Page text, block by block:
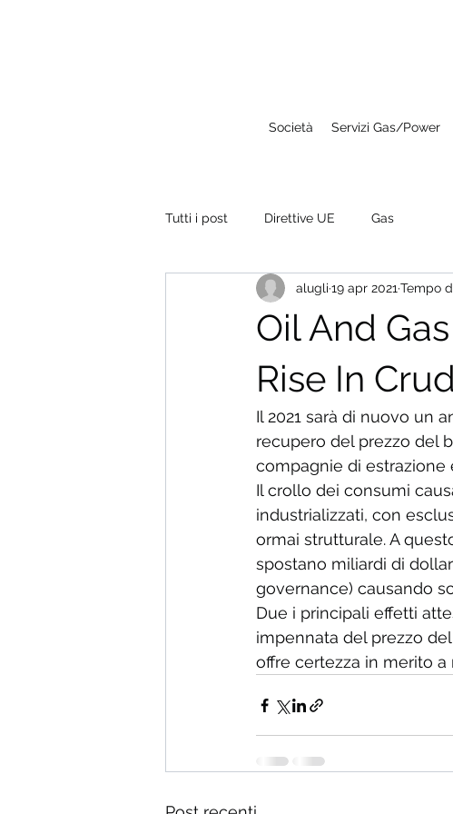
Società Servizi Gas/Power
Tutti i post Direttive UE Gas
Oil And
Rise In
alugli 19 apr 2021 Tempo
Il 2021 sarà di nuovo un
recupero del prezzo del
compagnie di estrazione
Il crollo dei consumi
industrializzati, con
ormai strutturale. A
spostano miliardi di
governance) causando
Due i principali effetti
impennata del prezzo
offre certezza in merito a